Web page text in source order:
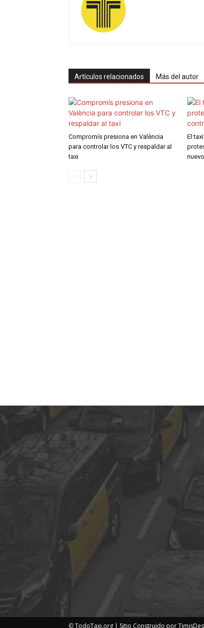
Artículos relacionados Más del autor
Compromís presiona en València
para controlar los VTC y respaldar al
taxi
El
©TodoTaxi.org | Sitio Construido por